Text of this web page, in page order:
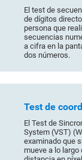
El test de
de dígitos
persona que
secuencias
a cifra en la
dos números.
Test de
El Test de
System (VST)
examinado que
mueve a lo largo